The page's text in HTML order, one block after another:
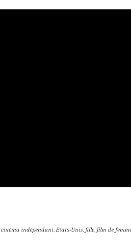
cinéma indépendant, Etats-Unis, fille, film de